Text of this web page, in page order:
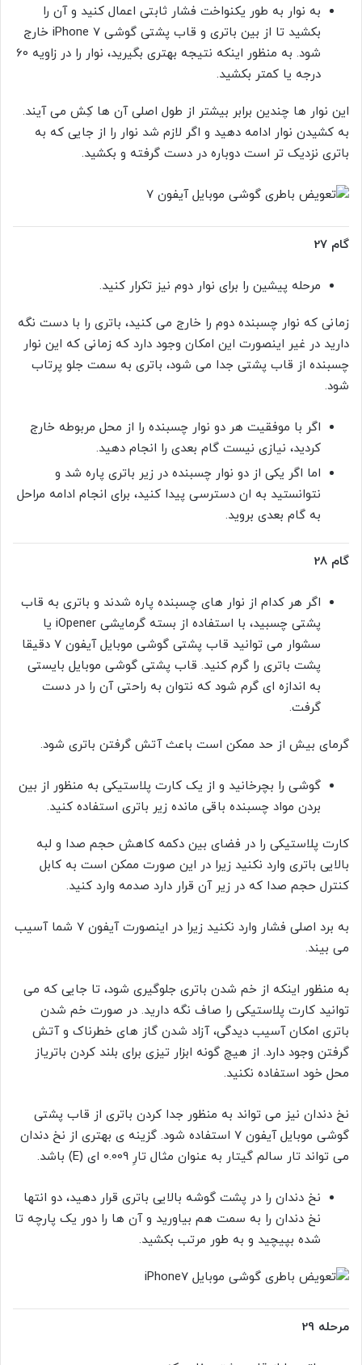
به نوار به طور یکنواخت فشار ثابتی اعمال کنید و آن را
بکشید تا از بین باتری و قاب پشتی گوشی iPhone 7 خارج
شود. به منظور اینکه نتیجه بهتری بگیرید، نوار را در زاویه 60
درجه یا کمتر بکشید.
این نوار ها چندین برابر بیشتر از طول اصلی آن ها کِش می آیند.
به کشیدن نوار ادامه دهید و اگر لازم شد نوار را از جایی که به
باتری نزدیک تر است دوباره در دست گرفته و بکشید.
گام 27
مرحله پیشین را برای نوار دوم نیز تکرار کنید.
زمانی که نوار چسبنده دوم را خارج می کنید، باتری را با دست نگه
دارید در غیر اینصورت این امکان وجود دارد که زمانی که این نوار
چسبنده از قاب پشتی جدا می شود، باتری به سمت جلو پرتاب
شود.
اگر با موفقیت هر دو نوار چسبنده را از محل مربوطه خارج
کردید، نیازی نیست گام بعدی را انجام دهید.
اما اگر یکی از دو نوار چسبنده در زیر باتری پاره شد و
نتوانستید به ان دسترسی پیدا کنید، برای انجام ادامه مراحل
به گام بعدی بروید.
گام 28
اگر هر کدام از نوار های چسبنده پاره شدند و باتری به قاب
پشتی چسبید، با استفاده از بسته گرمایشی iOpener یا
سشوار می توانید قاب پشتی گوشی موبایل آیفون 7 دقیقا
پشت باتری را گرم کنید. قاب پشتی گوشی موبایل بایستی
به اندازه ای گرم شود که نتوان به راحتی آن را در دست
گرفت.
گرمای بیش از حد ممکن است باعث آتش گرفتن باتری شود.
گوشی را بچرخانید و از یک کارت پلاستیکی به منظور از بین
بردن مواد چسبنده باقی مانده زیر باتری استفاده کنید.
کارت پلاستیکی را در فضای بین دکمه کاهش حجم صدا و لبه
بالایی باتری وارد نکنید زیرا در این صورت ممکن است به کابل
کنترل حجم صدا که در زیر آن قرار دارد صدمه وارد کنید.
به برد اصلی فشار وارد نکنید زیرا در اینصورت آیفون 7 شما آسیب
می بیند.
به منظور اینکه از خم شدن باتری جلوگیری شود، تا جایی که می
توانید کارت پلاستیکی را صاف نگه دارید. در صورت خم شدن
باتری امکان آسیب دیدگی، آزاد شدن گاز های خطرناک و آتش
گرفتن وجود دارد. از هیچ گونه ابزار تیزی برای بلند کردن باتریاز
محل خود استفاده نکنید.
نخ دندان نیز می تواند به منظور جدا کردن باتری از قاب پشتی
گوشی موبایل آیفون 7 استفاده شود. گزینه ی بهتری از نخ دندان
می تواند تار سالم گیتار به عنوان مثال تارِ 0.009 ای (E) باشد.
نخ دندان را در پشت گوشه بالایی باتری قرار دهید، دو انتها
نخ دندان را به سمت هم بیاورید و آن ها را دور یک پارچه تا
شده بپیچید و به طور مرتب بکشید.
مرحله 29